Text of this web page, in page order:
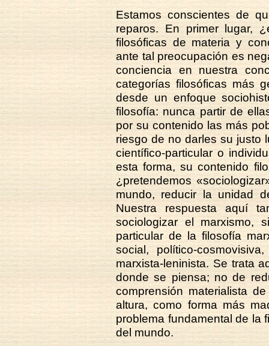
Estamos conscientes de
reparos. En primer lugar,
filosóficas de materia y
ante tal preocupación es
conciencia en nuestra
categorías filosóficas más
desde un enfoque
filosofía: nunca partir de
por su contenido las más
riesgo de no darles su justo
científico-particular o
esta forma, su contenido
¿pretendemos
mundo, reducir la unidad
Nuestra respuesta aquí
sociologizar el marxismo,
particular de la filosofía
social, político-
marxista-leninista. Se trata
donde se piensa; no de
comprensión materialista
altura, como forma más
problema fundamental de la
del mundo.